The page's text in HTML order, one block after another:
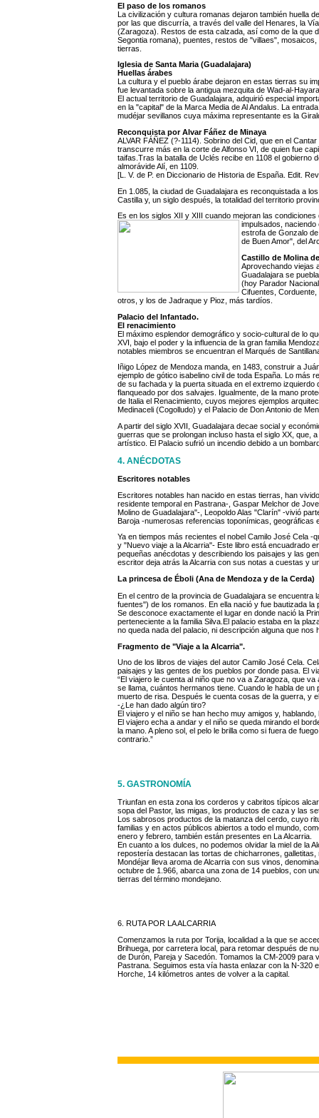
El paso de los romanos
La civilización y cultura romanas dejaron también huella
por las que discurría, a través del valle del Henares, la
(Zaragoza). Restos de esta calzada, así como de la que
Segontia romana), puentes, restos de "villaes",
tierras.
Iglesia de Santa Maria (Guadalajara)
Huellas árabes
La cultura y el pueblo árabe dejaron en estas tierras su
fue levantada sobre la antigua mezquita de Wad-al-
El actual territorio de Guadalajara, adquirió especial
en la "capital" de la Marca Media de Al Andalus. La
mudéjar sevillanos cuya máxima representante es la
Reconquista por Alvar Fáñez de Minaya
ALVAR FÁÑEZ (?-1114). Sobrino del Cid, que en el
transcurre más en la corte de Alfonso VI, de quien fue
taifas.Tras la batalla de Uclés recibe en 1108 el gobierno
almorávide Alí, en 1109.
[L. V. de P. en Diccionario de Historia de España. Edit.
En 1.085, la ciudad de Guadalajara es reconquistada a
Castilla y, un siglo después, la totalidad del territorio
Es en los siglos XII y XIII cuando mejoran las
impulsados,
estrofa de Gonzalo
de Buen Amor", del
Castillo de Molina
Aprovechando viejas
Guadalajara se
(hoy Parador
Cifuentes,
otros, y los de Jadraque y Pioz, más tardíos.
Palacio del Infantado.
El renacimiento
El máximo esplendor demográfico y socio-cultural de lo
XVI, bajo el poder y la influencia de la gran familia
notables miembros se encuentran el Marqués de
Iñigo López de Mendoza manda, en 1483, construir a
ejemplo de gótico isabelino civil de toda España. Lo más
de su fachada y la puerta situada en el extremo izquierdo
flanqueado por dos salvajes. Igualmente, de la mano
de Italia el Renacimiento, cuyos mejores ejemplos
Medinaceli (Cogolludo) y el Palacio de Don Antonio de
A partir del siglo XVII, Guadalajara decae social y
guerras que se prolongan incluso hasta el siglo XX, que,
artístico. El Palacio sufrió un incendio debido a un
4. ANÉCDOTAS
Escritores notables
Escritores notables han nacido en estas tierras, han
residente temporal en Pastrana-, Gaspar Melchor de
Molino de Guadalajara"-, Leopoldo Alas "Clarín" -vivió
Baroja -numerosas referencias toponímicas,
Ya en tiempos más recientes el nobel Camilo José Cela
y "Nuevo viaje a la Alcarria"- Este libro está encuadrado
pequeñas anécdotas y describiendo los paisajes y las
escritor deja atrás la Alcarria con sus notas a cuestas y
La princesa de Éboli (Ana de Mendoza y de la Cerda)
En el centro de la provincia de Guadalajara se encuentra
fuentes") de los romanos. En ella nació y fue bautizada la
Se desconoce exactamente el lugar en donde nació la
perteneciente a la familia Silva.El palacio estaba en la
no queda nada del palacio, ni descripción alguna que
Fragmento de "Viaje a la Alcarria".
Uno de los libros de viajes del autor Camilo José Cela.
paisajes y las gentes de los pueblos por donde pasa. El
“El viajero le cuenta al niño que no va a Zaragoza, que
se llama, cuántos hermanos tiene. Cuando le habla de
muerto de risa. Después le cuenta cosas de la guerra, y
-¿Le han dado algún tiro?
El viajero y el niño se han hecho muy amigos y,
El viajero echa a andar y el niño se queda mirando el
la mano. A pleno sol, el pelo le brilla como si fuera de
contrario.”
5. GASTRONOMÍA
Triunfan en esta zona los corderos y cabritos típicos
sopa del Pastor, las migas, los productos de caza y las
Los sabrosos productos de la matanza del cerdo, cuyo
familias y en actos públicos abiertos a todo el mundo,
enero y febrero, también están presentes en La Alcarria.
En cuanto a los dulces, no podemos olvidar la miel de la
repostería destacan las tortas de chicharrones,
Mondéjar lleva aroma de Alcarria con sus vinos,
octubre de 1.966, abarca una zona de 14 pueblos, con
tierras del término mondejano.
6. RUTA POR LA ALCARRIA
Comenzamos la ruta por Torija, localidad a la que se
Brihuega, por carretera local, para retomar después de
de Durón, Pareja y Sacedón. Tomamos la CM-2009 para
Pastrana. Seguimos esta vía hasta enlazar con la N-320
Horche, 14 kilómetros antes de volver a la capital.